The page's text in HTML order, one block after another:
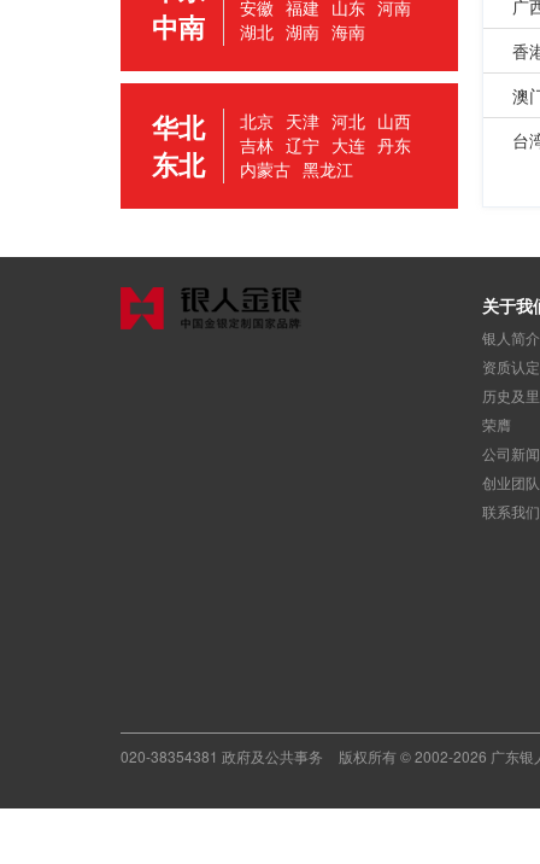
中南
安徽 福建 山东 河南
湖北 湖南 海南
华北
东北
北京 天津 河北 山西
吉林 辽宁 大连 丹东
内蒙古 黑龙江
广
香
澳
台
关于我
银人简介
资质认定
历史及
荣膺
公司新
创业团队
联系我们
020-38354381 政府及公共事务 版权所有 © 2002-2026 广东银